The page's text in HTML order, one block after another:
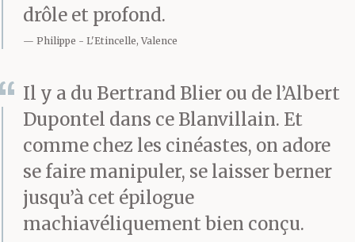
drôle et profond.
Philippe L'Etincelle, Valence
Il y a du Bertrand Blier ou de l’Albert
Dupontel dans ce Blanvillain. Et
comme chez les cinéastes, on adore
se faire manipuler, se laisser berner
jusqu’à cet épilogue
machiavéliquement bien conçu.